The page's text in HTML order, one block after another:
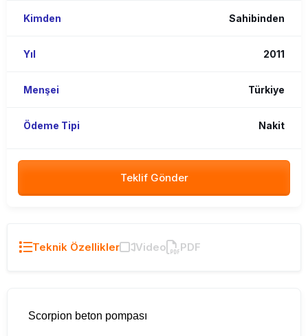
Kimden Sahibinden
Yıl 2011
Menşei Türkiye
Ödeme Tipi Nakit
Teklif Gönder
Teknik Özellikler Video PDF
Scorpion beton pompası